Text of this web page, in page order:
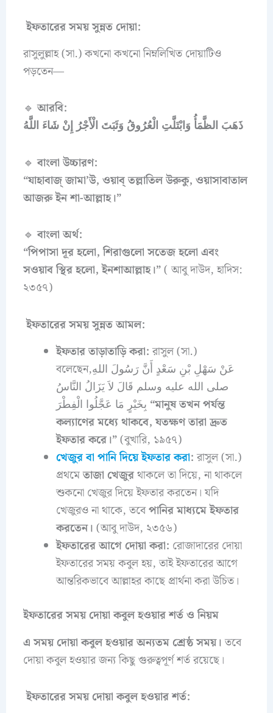
ইফতারের সময় সুন্নত দোয়া:
রাসুলুল্লাহ (সা.) কখনো কখনো নিম্নলিখিত দোয়াটিও
পড়তেন—
🔹আরবি:
ذَهَبَ الظَّمَأُ وَابْتَلَّتِ الْعُرُوقُ وَثَبَتَ الْأَجْرُ إِنْ شَاءَ اللَّهُ
🔹বাংলা উচ্চারণ:
“যাহাবাজ্ জামা’উ, ওয়াব্ তল্লাতিল উরুকু, ওয়াসাবাতাল
আজরু ইন শা-আল্লাহ।”
🔹বাংলা অর্থ:
“পিপাসা দূর হলো, শিরাগুলো সতেজ হলো এবং
সওয়াব স্থির হলো, ইনশাআল্লাহ।”( আবু দাউদ, হাদিস:
২৩৫৭)
ইফতারের সময় সুন্নত আমল:
ইফতার তাড়াতাড়ি করা: রাসুল (সা.)
বলেছেন,عَنْ سَهْلِ بْنِ سَعْدٍ أَنَّ رَسُولَ اللهِ
صلى الله عليه وسلم قَالَ لاَ يَزَالُ النَّاسُ
“মানুষ তখন পর্যন্ত
কল্যাণের মধ্যে থাকবে, যতক্ষণ তারা দ্রুত
ইফতার করে।”(বুখারি, ১৯৫৭)
খেজুর বা পানি দিয়ে ইফতার করা: রাসুল (সা.)
প্রথমেতাজা খেজুরথাকলে তা দিয়ে, না থাকলে
শুকনো খেজুর দিয়ে ইফতার করতেন। যদি
খেজুরও না থাকে, তবেপানির মাধ্যমে ইফতার
করতেন। (আবু দাউদ, ২৩৫৬)
ইফতারের আগে দোয়া করা: রোজাদারের দোয়া
ইফতারের সময় কবুল হয়, তাই ইফতারের আগে
আন্তরিকভাবে আল্লাহর কাছে প্রার্থনা করা উচিত।
ইফতারের সময় দোয়া কবুল হওয়ার শর্ত ও নিয়ম
এ সময় দোয়া কবুল হওয়ার অন্যতম শ্রেষ্ঠ সময়। তবে
দোয়া কবুল হওয়ার জন্য কিছু গুরুত্বপূর্ণ শর্ত রয়েছে।
ইফতারের সময় দোয়া কবুল হওয়ার শর্ত: